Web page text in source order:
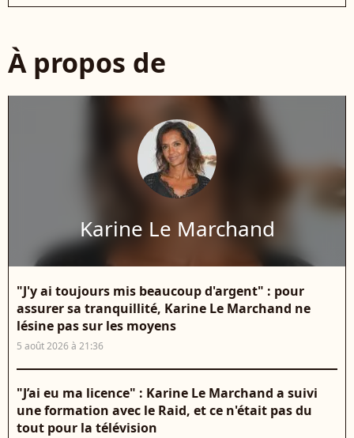
À propos de
Karine Le Marchand
"J'y ai toujours mis beaucoup d'argent" : pour
assurer sa tranquillité, Karine Le Marchand ne
lésine pas sur les moyens
5 août 2026 à 21:36
"J’ai eu ma licence" : Karine Le Marchand a suivi
une formation avec le Raid, et ce n'était pas du
tout pour la télévision